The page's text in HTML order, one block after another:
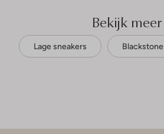
Bekijk meer
Lage sneakers Blackstone